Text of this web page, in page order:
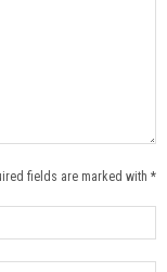
fields are marked with *